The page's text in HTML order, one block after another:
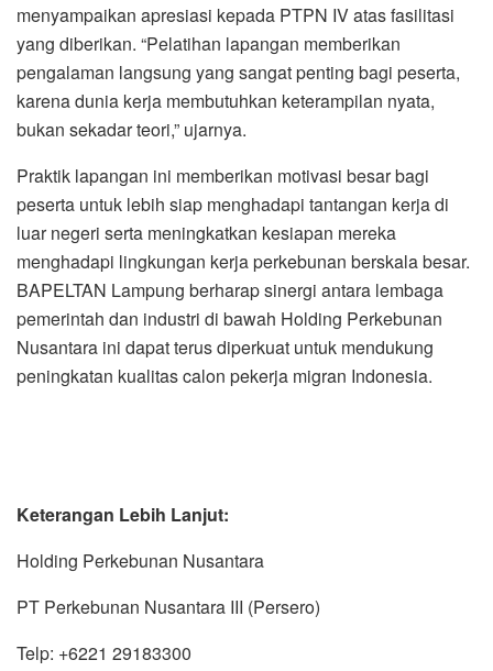
menyampaikan apresiasi kepada PTPN IV atas fasilitasi
yang diberikan. “Pelatihan lapangan memberikan
pengalaman langsung yang sangat penting bagi peserta,
karena dunia kerja membutuhkan keterampilan nyata,
bukan sekadar teori,” ujarnya.
Praktik lapangan ini memberikan motivasi besar bagi
peserta untuk lebih siap menghadapi tantangan kerja di
luar negeri serta meningkatkan kesiapan mereka
menghadapi lingkungan kerja perkebunan berskala besar.
BAPELTAN Lampung berharap sinergi antara lembaga
pemerintah dan industri di bawah Holding Perkebunan
Nusantara ini dapat terus diperkuat untuk mendukung
peningkatan kualitas calon pekerja migran Indonesia.
Keterangan Lebih Lanjut:
Holding Perkebunan Nusantara
PT Perkebunan Nusantara III (Persero)
Telp: +6221 29183300